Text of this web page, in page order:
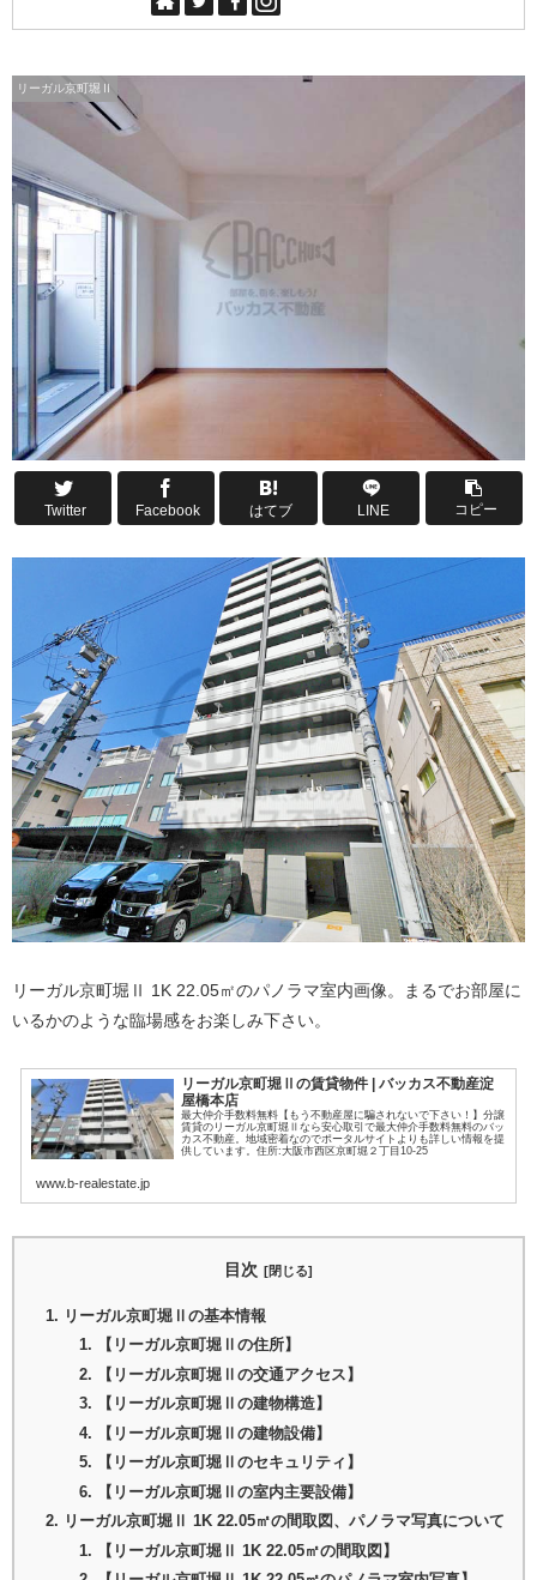
リーガル京町堀Ⅱ
Twitter Facebook はてブ LINE コピー
リーガル京町堀Ⅱ 1K 22.05㎡のパノラマ室内画像。まるでお部屋に
いるかのような臨場感をお楽しみ下さい。
リーガル京町堀Ⅱの賃貸物件 | バッカス不動産淀
屋橋本店
最大仲介手数料無料【もう不動産屋に騙されないで下さい！】分譲
賃貸のリーガル京町堀Ⅱなら安心取引で最大仲介手数料無料のバッ
カス不動産。地域密着なのでポータルサイトよりも詳しい情報を提
供しています。住所:大阪市西区京町堀２丁目10-25
www.b-realestate.jp
目次
リーガル京町堀Ⅱの基本情報
【リーガル京町堀Ⅱの住所】
【リーガル京町堀Ⅱの交通アクセス】
【リーガル京町堀Ⅱの建物構造】
【リーガル京町堀Ⅱの建物設備】
【リーガル京町堀Ⅱのセキュリティ】
【リーガル京町堀Ⅱの室内主要設備】
リーガル京町堀Ⅱ 1K 22.05㎡の間取図、パノラマ写真について
【リーガル京町堀Ⅱ 1K 22.05㎡の間取図】